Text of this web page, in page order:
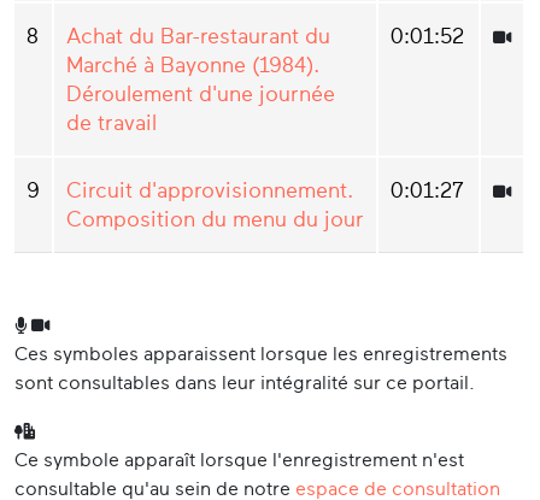
8
Achat du Bar-restaurant du
Marché à Bayonne (1984).
Déroulement d'une journée
de travail
0:01:52
9
Circuit d'approvisionnement.
Composition du menu du jour
0:01:27
Ces symboles apparaissent lorsque les enregistrements
sont consultables dans leur intégralité sur ce portail.
Ce symbole apparaît lorsque l'enregistrement n'est
consultable qu'au sein de notre espace de consultation